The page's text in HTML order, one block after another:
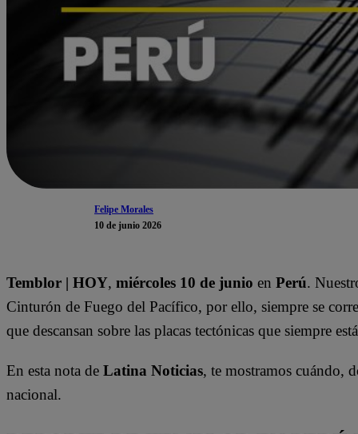
Felipe Morales
10 de junio 2026
Temblor | HOY, miércoles 10 de junio en Perú.
Cinturón de Fuego del Pacífico, por ello, siempre se
que descansan sobre las placas tectónicas que siempre
En esta nota de Latina Noticias, te mostramos cuándo,
nacional.